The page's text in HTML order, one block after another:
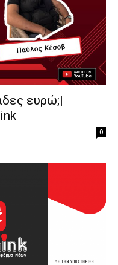
ευρώ;|
0